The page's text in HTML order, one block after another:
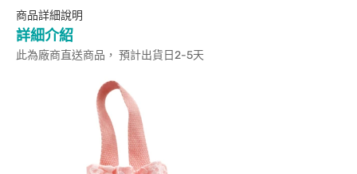
商品詳細說明
詳細介紹
此為廠商直送商品， 預計出貨日2-5天